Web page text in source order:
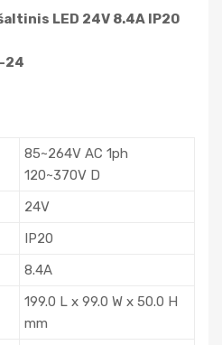
LED 24V 8.4A IP20
24
85~264V AC 1ph
120~370V D
24V
IP20
8.4A
199.0 L x 99.0 W x 50.0 H
mm